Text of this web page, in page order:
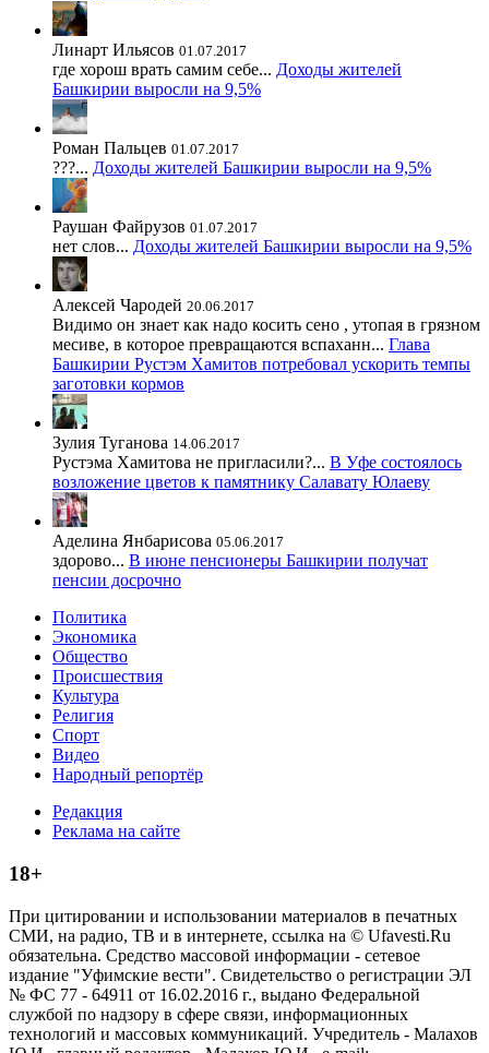
Линарт Ильясов 01.07.2017
где хорош врать самим себе... Доходы жителей
Башкирии выросли на 9,5%
Роман Пальцев 01.07.2017
???... Доходы жителей Башкирии выросли на 9,5%
Раушан Файрузов 01.07.2017
нет слов... Доходы жителей Башкирии выросли на 9,5%
Алексей Чародей 20.06.2017
Видимо он знает как надо косить сено , утопая в грязном
месиве, в которое превращаются вспаханн... Глава
Башкирии Рустэм Хамитов потребовал ускорить темпы
заготовки кормов
Зулия Туганова 14.06.2017
Рустэма Хамитова не пригласили?... В Уфе состоялось
возложение цветов к памятнику Салавату Юлаеву
Аделина Янбарисова 05.06.2017
здорово... В июне пенсионеры Башкирии получат
пенсии досрочно
Политика
Экономика
Общество
Происшествия
Культура
Религия
Спорт
Видео
Народный репортёр
Редакция
Реклама на сайте
18+
При цитировании и использовании материалов в печатных
СМИ, на радио, ТВ и в интернете, ссылка на © Ufavesti.Ru
обязательна. Средство массовой информации - сетевое
издание "Уфимские вести". Свидетельство о регистрации ЭЛ
№ ФС 77 - 64911 от 16.02.2016 г., выдано Федеральной
службой по надзору в сфере связи, информационных
технологий и массовых коммуникаций. Учредитель - Малахов